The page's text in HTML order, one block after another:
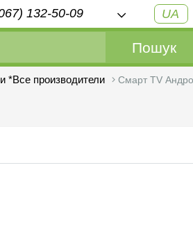
132-50-09 UA
Пошук
*Все производители Смарт TV